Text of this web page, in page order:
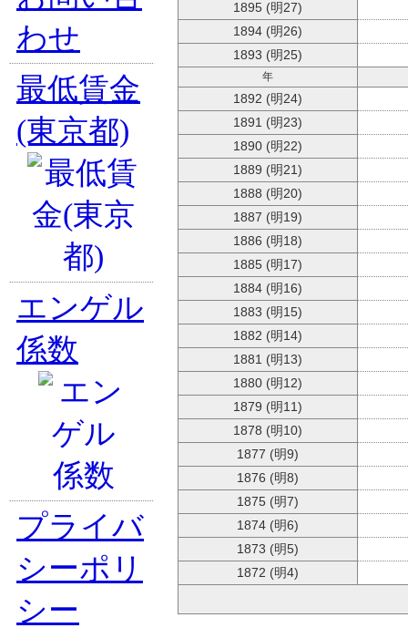
1895 (明27)
1894 (明26)
1893 (明25)
年
1892 (明24)
1891 (明23)
1890 (明22)
1889 (明21)
1888 (明20)
1887 (明19)
1886 (明18)
1885 (明17)
1884 (明16)
1883 (明15)
1882 (明14)
1881 (明13)
1880 (明12)
1879 (明11)
1878 (明10)
1877 (明9)
1876 (明8)
1875 (明7)
1874 (明6)
1873 (明5)
1872 (明4)
わせ
最低賃金
(東京都)
エンゲル
係数
プライバ
シーポリ
シー